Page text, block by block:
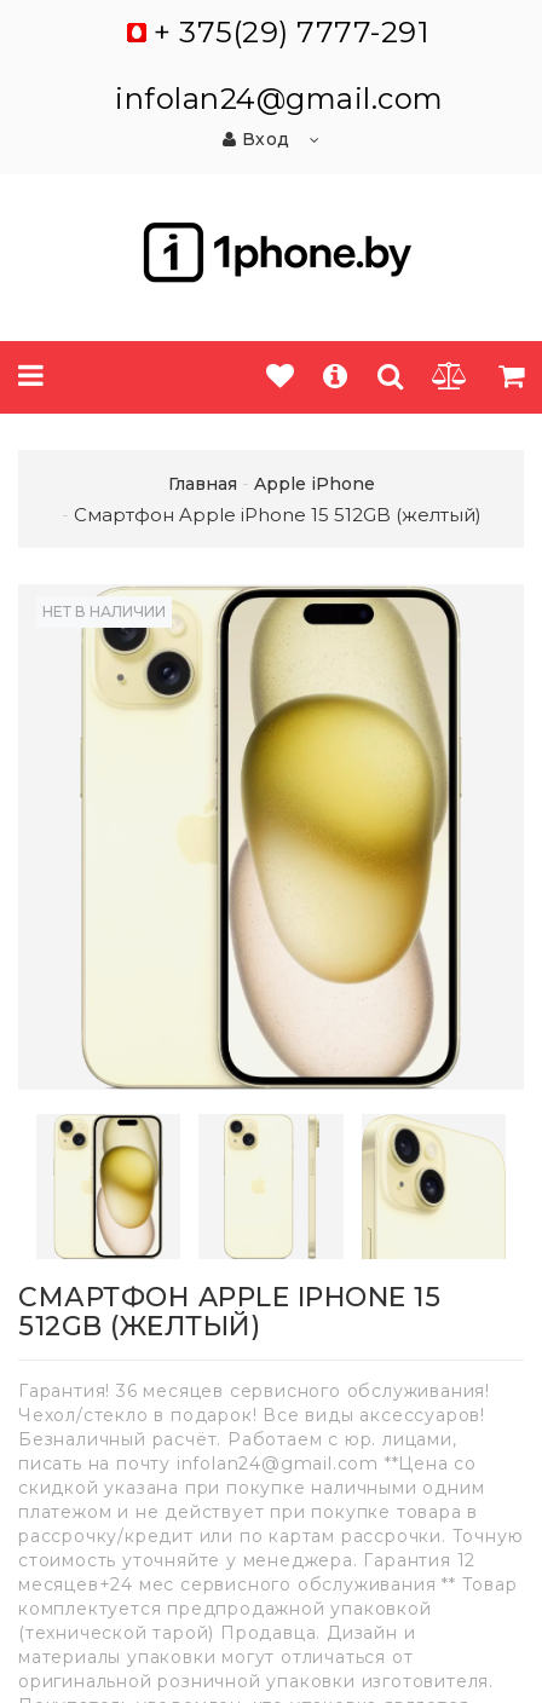
+ 375(29) 7777-291
infolan24@gmail.com
Вход
Главная Apple iPhone
Смартфон Apple iPhone 15 512GB (желтый)
НЕТ В НАЛИЧИИ
СМАРТФОН APPLE IPHONE 15
512GB (ЖЕЛТЫЙ)
Гарантия! 36 месяцев сервисного обслуживания!
Чехол/стекло в подарок! Все виды аксессуаров!
Безналичный расчёт. Работаем с юр. лицами,
писать на почту infolan24@gmail.com **Цена со
скидкой указана при покупке наличными одним
платежом и не действует при покупке товара в
рассрочку/кредит или по картам рассрочки. Точную
стоимость уточняйте у менеджера. Гарантия 12
месяцев+24 мес сервисного обслуживания ** Товар
комплектуется предпродажной упаковкой
(технической тарой) Продавца. Дизайн и
материалы упаковки могут отличаться от
оригинальной розничной упаковки изготовителя.